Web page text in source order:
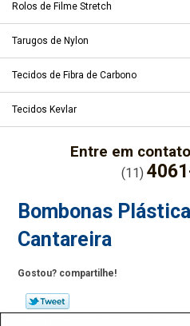
Rolos de Filme Stretch
Tarugos de Nylon
Tecidos de Fibra de Carbono
Tecidos Kevlar
Entre em
(11)
Bombonas
Cantareira
Gostou? compartilhe!